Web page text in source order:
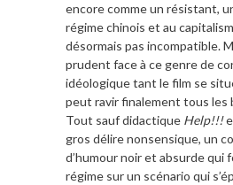
encore comme un résistant,
régime chinois et au
désormais pas incompatible.
prudent face à ce genre de
idéologique tant le film se
peut ravir finalement tous les
Tout sauf didactique Help!!!
gros délire nonsensique, un
d’humour noir et absurde qui
régime sur un scénario qui